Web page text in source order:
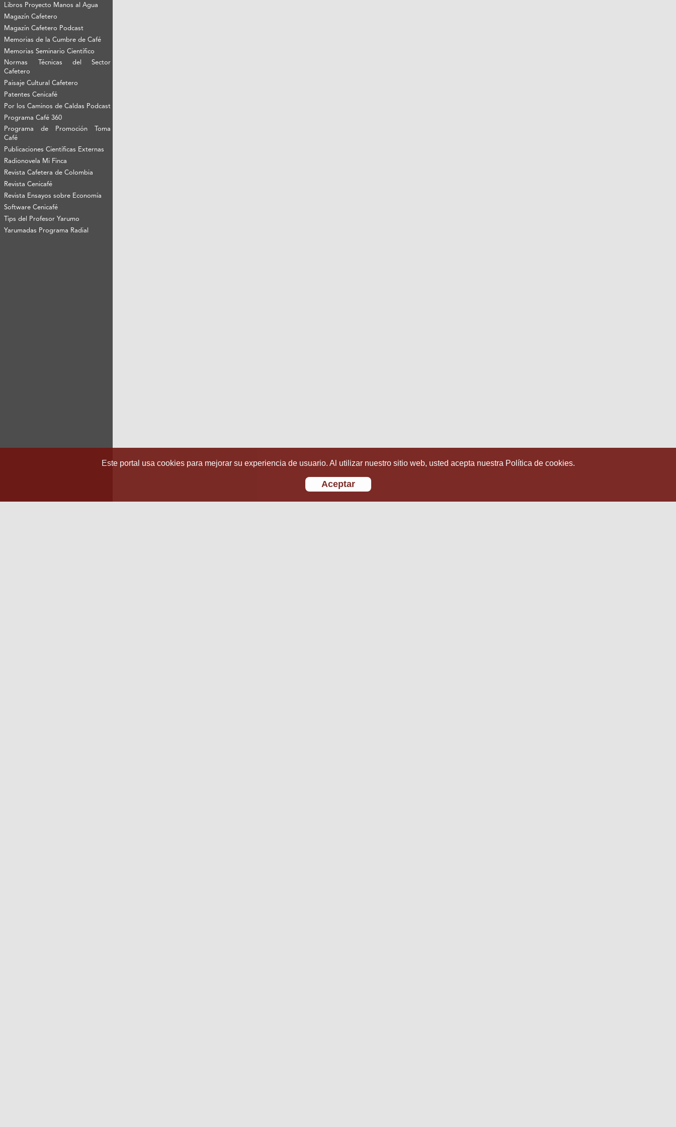
Libros Proyecto Manos al Agua
Magazín Cafetero
Magazín Cafetero Podcast
Memorias de la Cumbre de Café
Memorias Seminario Científico
Normas Técnicas del Sector
Cafetero
Paisaje Cultural Cafetero
Patentes Cenicafé
Por los Caminos de Caldas Podcast
Programa Café 360
Programa de Promoción Toma
Café
Publicaciones Científicas Externas
Radionovela Mi Finca
Revista Cafetera de Colombia
Revista Cenicafé
Revista Ensayos sobre Economía
Software Cenicafé
Tips del Profesor Yarumo
Yarumadas Programa Radial
Este portal usa cookies para mejorar su experiencia de usuario. Al utilizar nuestro sitio web, usted acepta nuestra Política de cookies.
Aceptar